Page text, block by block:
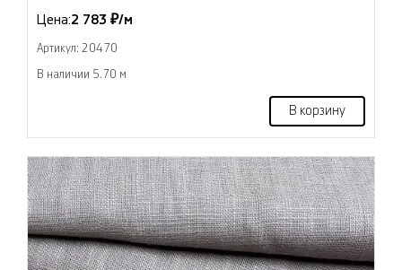
Цена:2 783 ₽/м
Артикул: 20470
В наличии 5.70 м
В корзину